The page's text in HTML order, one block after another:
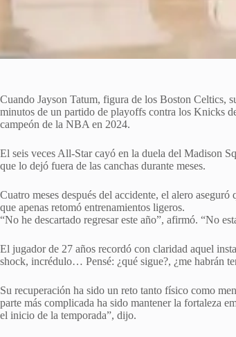
Cuando Jayson Tatum, figura de los Boston Celtics,
minutos de un partido de playoffs contra los Knicks
campeón de la NBA en 2024.
El seis veces All-Star cayó en la duela del Madison
que lo dejó fuera de las canchas durante meses.
Cuatro meses después del accidente, el alero
que apenas retomó entrenamientos ligeros.
“No he descartado regresar este año”, afirmó. “No
El jugador de 27 años recordó con claridad aquel
shock, incrédulo… Pensé: ¿qué sigue?, ¿me habrán
Su recuperación ha sido un reto tanto físico como
parte más complicada ha sido mantener la fortaleza
el inicio de la temporada”, dijo.